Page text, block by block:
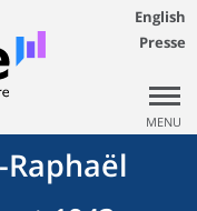
English
Presse
MENU